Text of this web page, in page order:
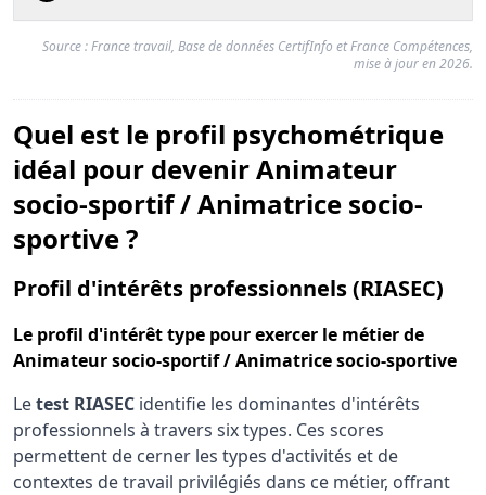
Source : France travail, Base de données CertifInfo et France Compétences,
mise à jour en 2026.
Quel est le profil psychométrique
idéal pour devenir Animateur
socio-sportif / Animatrice socio-
sportive ?
Profil d'intérêts professionnels (RIASEC)
Le profil d'intérêt type pour exercer le métier de
Animateur socio-sportif / Animatrice socio-sportive
Letest RIASEC identifie les dominantes d'intérêts
professionnels à travers six types. Ces scores
permettent de cerner les types d'activités et de
contextes de travail privilégiés dans ce métier, offrant